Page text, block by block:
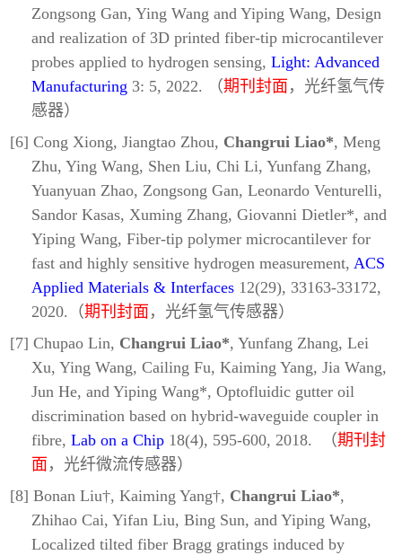
Zongsong Gan, Ying Wang and Yiping Wang, Design
and realization of 3D printed fiber-tip microcantilever
probes applied to hydrogen sensing,Light: Advanced
Manufacturing 3: 5, 2022. （期刊封面 ，光纤氢气传
感器）
[6] Cong Xiong, Jiangtao Zhou, Changrui Liao*, Meng
Zhu, Ying Wang, Shen Liu, Chi Li, Yunfang Zhang,
Yuanyuan Zhao, Zongsong Gan, Leonardo Venturelli,
Sandor Kasas, Xuming Zhang, Giovanni Dietler*, and
Yiping Wang, Fiber-tip polymer microcantilever for
fast and highly sensitive hydrogen measurement,ACS
Applied Materials & Interfaces 12(29), 33163-33172,
2020.（期刊封面 ，光纤氢气传感器）
[7] Chupao Lin, Changrui Liao*, Yunfang Zhang, Lei
Xu, Ying Wang, Cailing Fu, Kaiming Yang, Jia Wang,
Jun He, and Yiping Wang*, Optofluidic gutter oil
discrimination based on hybrid-waveguide coupler in
fibre,Lab on a Chip 18(4), 595-600, 2018. （期刊封
面 ，光纤微流传感器）
[8] Bonan Liu†, Kaiming Yang†, Changrui Liao*,
Zhihao Cai, Yifan Liu, Bing Sun, and Yiping Wang,
Localized tilted fiber Bragg gratings induced by